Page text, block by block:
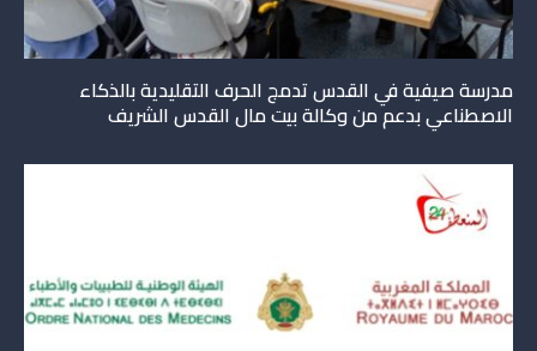
مدرسة صيفية في القدس تدمج الحرف التقليدية بالذكاء
الاصطناعي بدعم من وكالة بيت مال القدس الشريف